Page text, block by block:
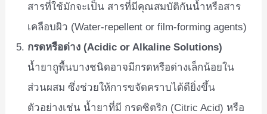
สารที่ใช้มักจะเป็น สารที่มีคุณสมบัติกันน้ำหรือสาร
เคลือบผิว (Water-repellent or film-forming agents)
กรดหรือด่าง (Acidic or Alkaline Solutions)
น้ำยาถูพื้นบางชนิดอาจมีกรดหรือด่างเล็กน้อยใน
ส่วนผสม ซึ่งช่วยให้การขจัดคราบได้ดียิ่งขึ้น
ตัวอย่างเช่น น้ำยาที่มี กรดซิตริก (Citric Acid) หรือ